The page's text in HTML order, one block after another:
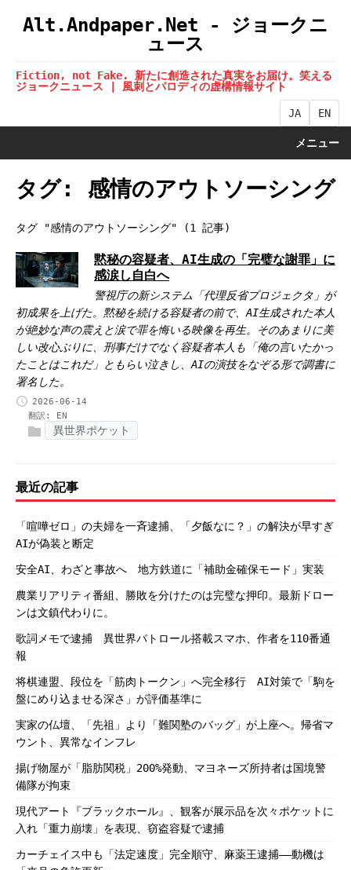
Alt.Andpaper.Net - ジョークニ
ュース
Fiction, not Fake. 新たに創造された真実をお届け。笑える
ジョークニュース | 風刺とパロディの虚構情報サイト
JA EN
メニュー
タグ: 感情のアウトソーシング
タグ "感情のアウトソーシング" (1 記事)
黙秘の容疑者、AI生成の「完璧な謝罪」に
感涙し自白へ
警視庁の新システム「代理反省プロジェクタ」が
初成果を上げた。黙秘を続ける容疑者の前で、AI生成された本人
が絶妙な声の震えと涙で罪を悔いる映像を再生。そのあまりに美
しい改心ぶりに、刑事だけでなく容疑者本人も「俺の言いたかっ
たことはこれだ」ともらい泣きし、AIの演技をなぞる形で調書に
署名した。
2026-06-14
翻訳: EN
異世界ポケット
最近の記事
「喧嘩ゼロ」の夫婦を一斉逮捕、「夕飯なに？」の解決が早すぎ
AIが偽装と断定
安全AI、わざと事故へ 地方鉄道に「補助金確保モード」実装
農業リアリティ番組、勝敗を分けたのは完璧な押印。最新ドロー
ンは文鎮代わりに。
歌詞メモで逮捕 異世界パトロール搭載スマホ、作者を110番通
報
将棋連盟、段位を「筋肉トークン」へ完全移行 AI対策で「駒を
盤にめり込ませる深さ」が評価基準に
実家の仏壇、「先祖」より「難関塾のバッグ」が上座へ。帰省マ
ウント、異常なインフレ
揚げ物屋が「脂肪関税」200%発動、マヨネーズ所持者は国境警
備隊が拘束
現代アート『ブラックホール』、観客が展示品を次々ポケットに
入れ「重力崩壊」を表現、窃盗容疑で逮捕
カーチェイス中も「法定速度」完全順守、麻薬王逮捕――動機は